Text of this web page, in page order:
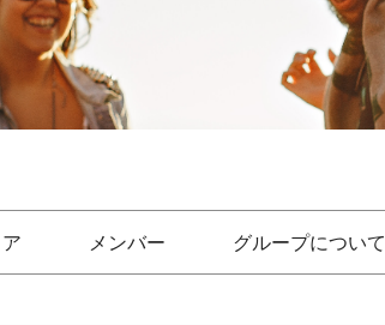
メンバー グループについて